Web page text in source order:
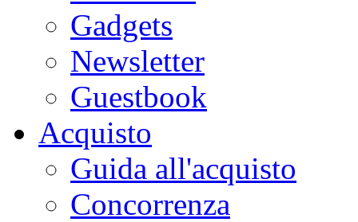
Gadgets
Newsletter
Guestbook
Acquisto
Guida all'acquisto
Concorrenza